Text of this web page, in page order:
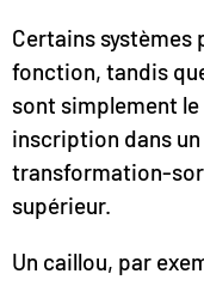
Certains
fonction, tandis
sont simplement
inscription dans
transformation-
supérieur.
Un caillou, par